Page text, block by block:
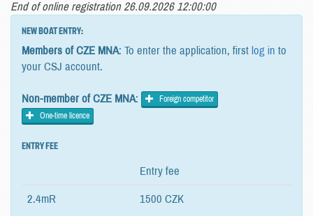
End of online registration 26.09.2026 12:00:00
NEW BOAT ENTRY:
Members of CZE MNA: To enter the application, first log in to
your CSJ account.
Non-member of CZE MNA:
Foreign competitor
One-time licence
ENTRY FEE
Entry fee
2.4mR 1500 CZK